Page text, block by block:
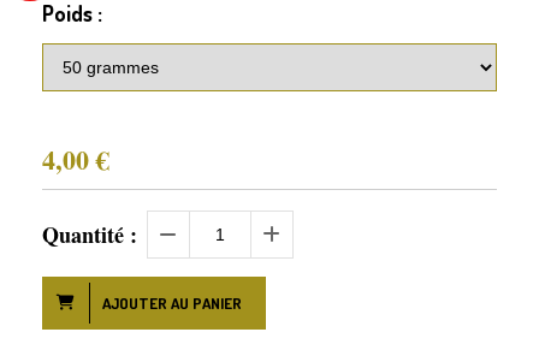
Poids :
4,00€
Quantité :
AJOUTER AU PANIER